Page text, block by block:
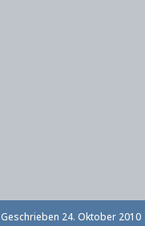
Geschrieben 24. Oktober 2010